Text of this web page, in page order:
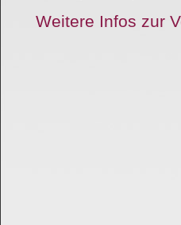
Weitere Infos zur